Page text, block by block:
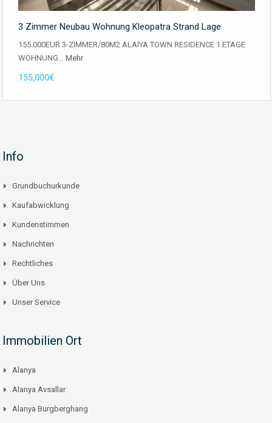
3 Zimmer Neubau Wohnung Kleopatra Strand Lage
155.000EUR 3-ZIMMER/80M2 ALAIYA TOWN RESIDENCE 1.ETAGE
WOHNUNG… Mehr
155,000€
Info
Grundbuchurkunde
Kaufabwicklung
Kundenstimmen
Nachrichten
Rechtliches
Über Uns
Unser Service
Immobilien Ort
Alanya
Alanya Avsallar
Alanya Burgberghang